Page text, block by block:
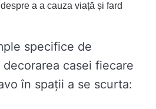
a a cauza viață și fard
specifice de
casei fiecare
în spații a se scurta: